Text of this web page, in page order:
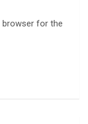
browser for the